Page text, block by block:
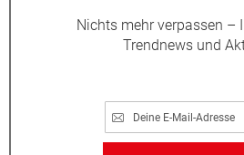
Nichts mehr verpassen –
Trendnews und